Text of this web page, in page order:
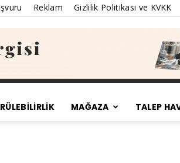
Reklam Gizlilik Politikası ve KVKK
MAĞAZA TALEP